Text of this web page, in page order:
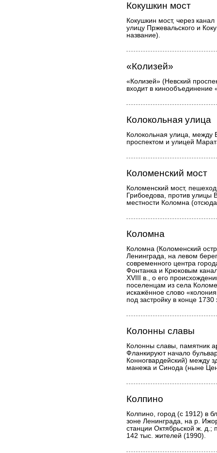
Кокушкин мост
Кокушкин мост, через
улицу Пржевальского и
название).
«Колизей»
«Колизей» (Невский
входит в кинообъединение
Колокольная улица
Колокольная улица, между
проспектом и улицей
Коломенский мост
Коломенский мост,
Грибоедова, против
местности Коломна
Коломна
Коломна (Коломенский
Ленинграда, на левом
современного центра
Фонтанка и Крюковым
XVIII в., о его
поселенцам из села
искажённое слово
под застройку в конце
Колонны славы
Колонны славы, памятник
Фланкируют начало
Конногвардейский) между
манежа и Синода (ныне
Колпино
Колпино, город (с 1912) в
зоне Ленинграда, на р.
станции Октябрьской ж. д.;
142 тыс. жителей (1990).